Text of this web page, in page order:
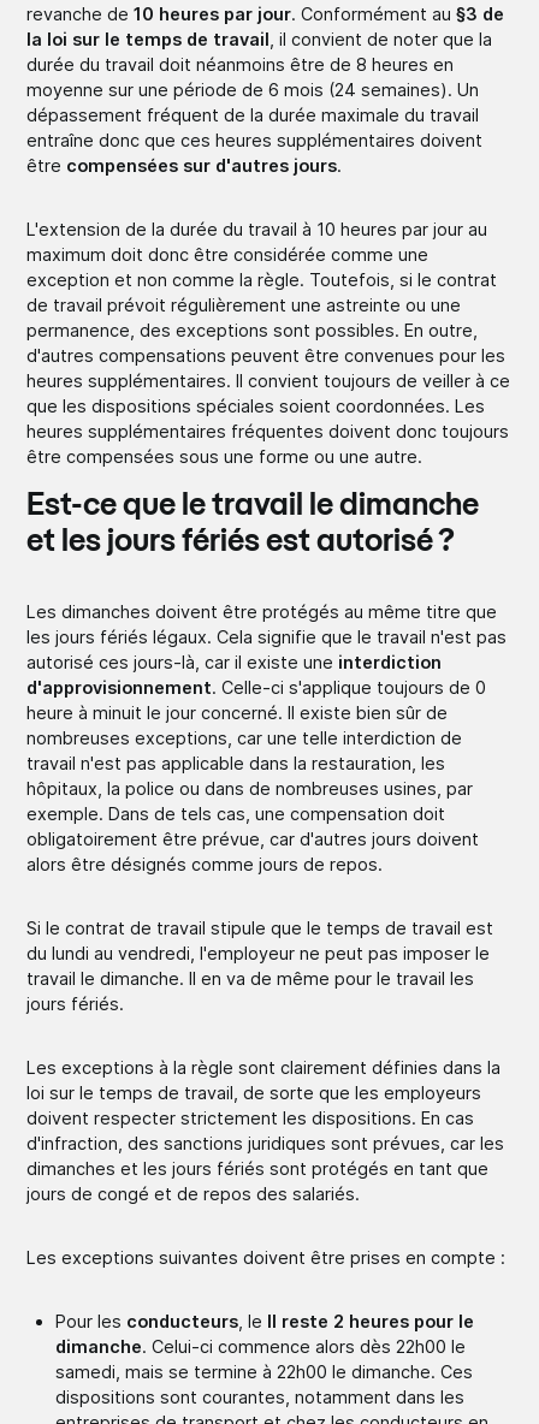
revanche de10 heures par jour. Conformément au§3 de
la loi sur le temps de travail , il convient de noter que la
durée du travail doit néanmoins être de 8 heures en
moyenne sur une période de 6 mois (24 semaines). Un
dépassement fréquent de la durée maximale du travail
entraîne donc que ces heures supplémentaires doivent
être compensées sur d'autres jours.
L'extension de la durée du travail à 10 heures par jour au
maximum doit donc être considérée comme une
exception et non comme la règle. Toutefois, si le contrat
de travail prévoit régulièrement une astreinte ou une
permanence, des exceptions sont possibles. En outre,
d'autres compensations peuvent être convenues pour les
heures supplémentaires. Il convient toujours de veiller à ce
que les dispositions spéciales soient coordonnées. Les
heures supplémentaires fréquentes doivent donc toujours
être compensées sous une forme ou une autre.
Est-ce que le travail le dimanche
et les jours fériés est autorisé ?
Les dimanches doivent être protégés au même titre que
les jours fériés légaux. Cela signifie que le travail n'est pas
autorisé ces jours-là, car il existe une interdiction
d'approvisionnement. Celle-ci s'applique toujours de 0
heure à minuit le jour concerné. Il existe bien sûr de
nombreuses exceptions, car une telle interdiction de
travail n'est pas applicable dans la restauration, les
hôpitaux, la police ou dans de nombreuses usines, par
exemple. Dans de tels cas, une compensation doit
obligatoirement être prévue, car d'autres jours doivent
alors être désignés comme jours de repos.
Si le contrat de travail stipule que le temps de travail est
du lundi au vendredi, l'employeur ne peut pas imposer le
travail le dimanche. Il en va de même pour le travail les
jours fériés.
Les exceptions à la règle sont clairement définies dans la
loi sur le temps de travail, de sorte que les employeurs
doivent respecter strictement les dispositions. En cas
d'infraction, des sanctions juridiques sont prévues, car les
dimanches et les jours fériés sont protégés en tant que
jours de congé et de repos des salariés.
Les exceptions suivantes doivent être prises en compte :
Pour les conducteurs , le Il reste 2 heures pour le
dimanche. Celui-ci commence alors dès 22h00 le
samedi, mais se termine à 22h00 le dimanche. Ces
dispositions sont courantes, notamment dans les